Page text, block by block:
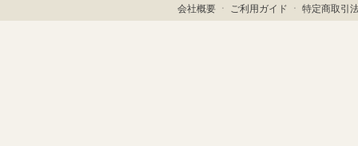
会社概要ㆍ ご利用ガイド ㆍ 特定商取引